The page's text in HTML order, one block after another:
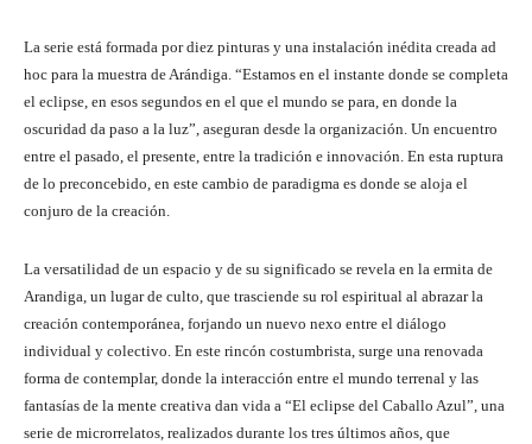
La serie está formada por diez pinturas y una instalación inédita creada ad
hoc para la muestra de Arándiga. “Estamos en el instante donde se completa
el eclipse, en esos segundos en el que el mundo se para, en donde la
oscuridad da paso a la luz”, aseguran desde la organización. Un encuentro
entre el pasado, el presente, entre la tradición e innovación. En esta ruptura
de lo preconcebido, en este cambio de paradigma es donde se aloja el
conjuro de la creación.
La versatilidad de un espacio y de su significado se revela en la ermita de
Arandiga, un lugar de culto, que trasciende su rol espiritual al abrazar la
creación contemporánea, forjando un nuevo nexo entre el diálogo
individual y colectivo. En este rincón costumbrista, surge una renovada
forma de contemplar, donde la interacción entre el mundo terrenal y las
fantasías de la mente creativa dan vida a “El eclipse del Caballo Azul”, una
serie de microrrelatos, realizados durante los tres últimos años, que